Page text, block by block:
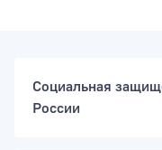
Социальная
России